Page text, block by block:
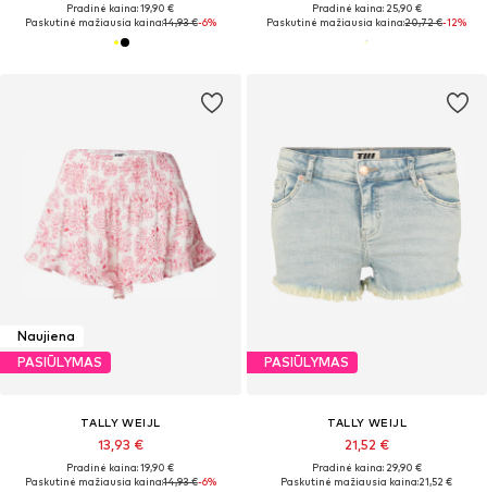
Pradinė kaina: 19,90 €
Paskutinė mažiausia kaina:14,93 €-6%
Pradinė kaina: 25,90 €
Paskutinė mažiausia kaina:20,72 €-12%
Naujiena
PASIŪLYMAS
TALLY WEIJL
13,93 €
Pradinė kaina: 19,90 €
Paskutinė mažiausia kaina:14,93 €-6%
PASIŪLYMAS
TALLY WEIJL
21,52 €
Pradinė kaina: 29,90 €
Paskutinė mažiausia kaina:21,52 €